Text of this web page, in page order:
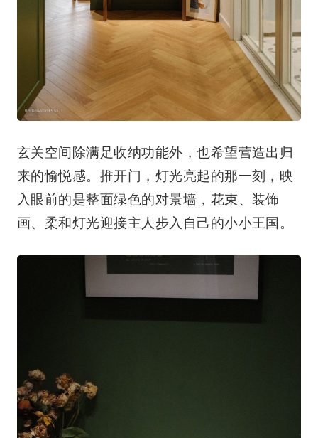
玄关空间除满足收纳功能外，也希望营造出归
来的愉悦感。推开门，灯光亮起的那一刻，映
入眼前的是整面绿色的对景墙，花束、装饰
画、柔和灯光迎接主人步入自己的小小王国。